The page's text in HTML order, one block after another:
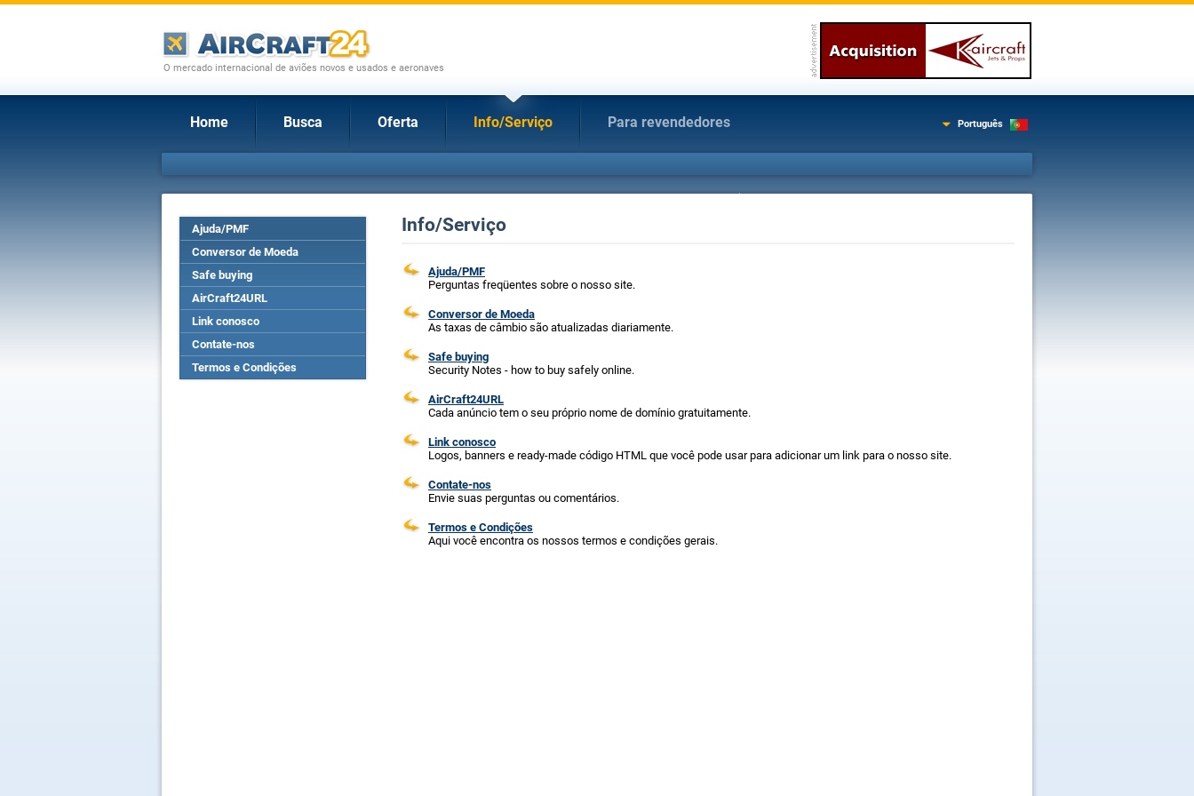
O mercado internacional de aviões novos e usados e aeronaves
Home Busca Oferta Info/Serviço Para revendedores Português
Ajuda/PMF
Conversor de Moeda
Safe buying
AirCraft24URL
Link conosco
Contate-nos
Termos e Condições
Info/Serviço
Ajuda/PMF
Perguntas freqüentes sobre o nosso site.
Conversor de Moeda
As taxas de câmbio são atualizadas diariamente.
Safe buying
Security Notes - how to buy safely online.
AirCraft24URL
Cada anúncio tem o seu próprio nome de domínio gratuitamente.
Link conosco
Logos, banners e ready-made código HTML que você pode usar para adicionar um link para o nosso site.
Contate-nos
Envie suas perguntas ou comentários.
Termos e Condições
Aqui você encontra os nossos termos e condições gerais.